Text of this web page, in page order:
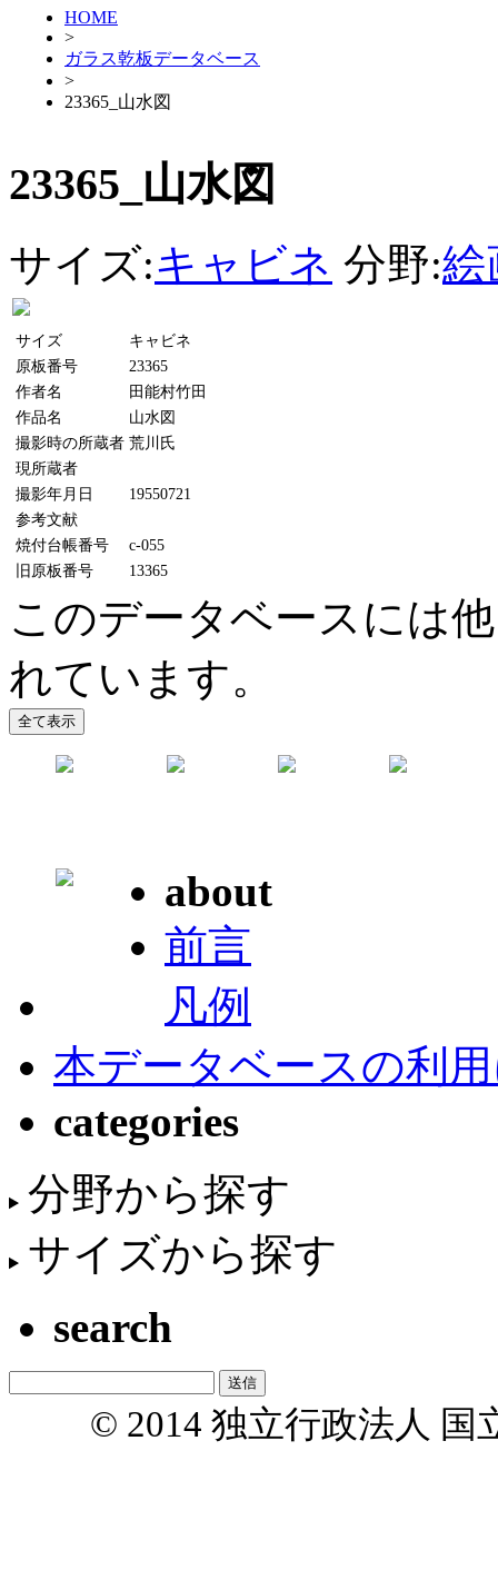
HOME
>
ガラス乾板データベース
>
23365_山水図
23365_山水図
サイズ:キャビネ 分野:絵
サイズ
キャビネ
原板番号
23365
作者名
田能村竹田
作品名
山水図
撮影時の所蔵者 荒川氏
現所蔵者
撮影年月日
19550721
参考文献
焼付台帳番号
c-055
旧原板番号
13365
このデータベースには
れています。
about
前言
凡例
本データベースの利
categories
分野から探す
サイズから探す
search
© 2014 独立行政法人 国